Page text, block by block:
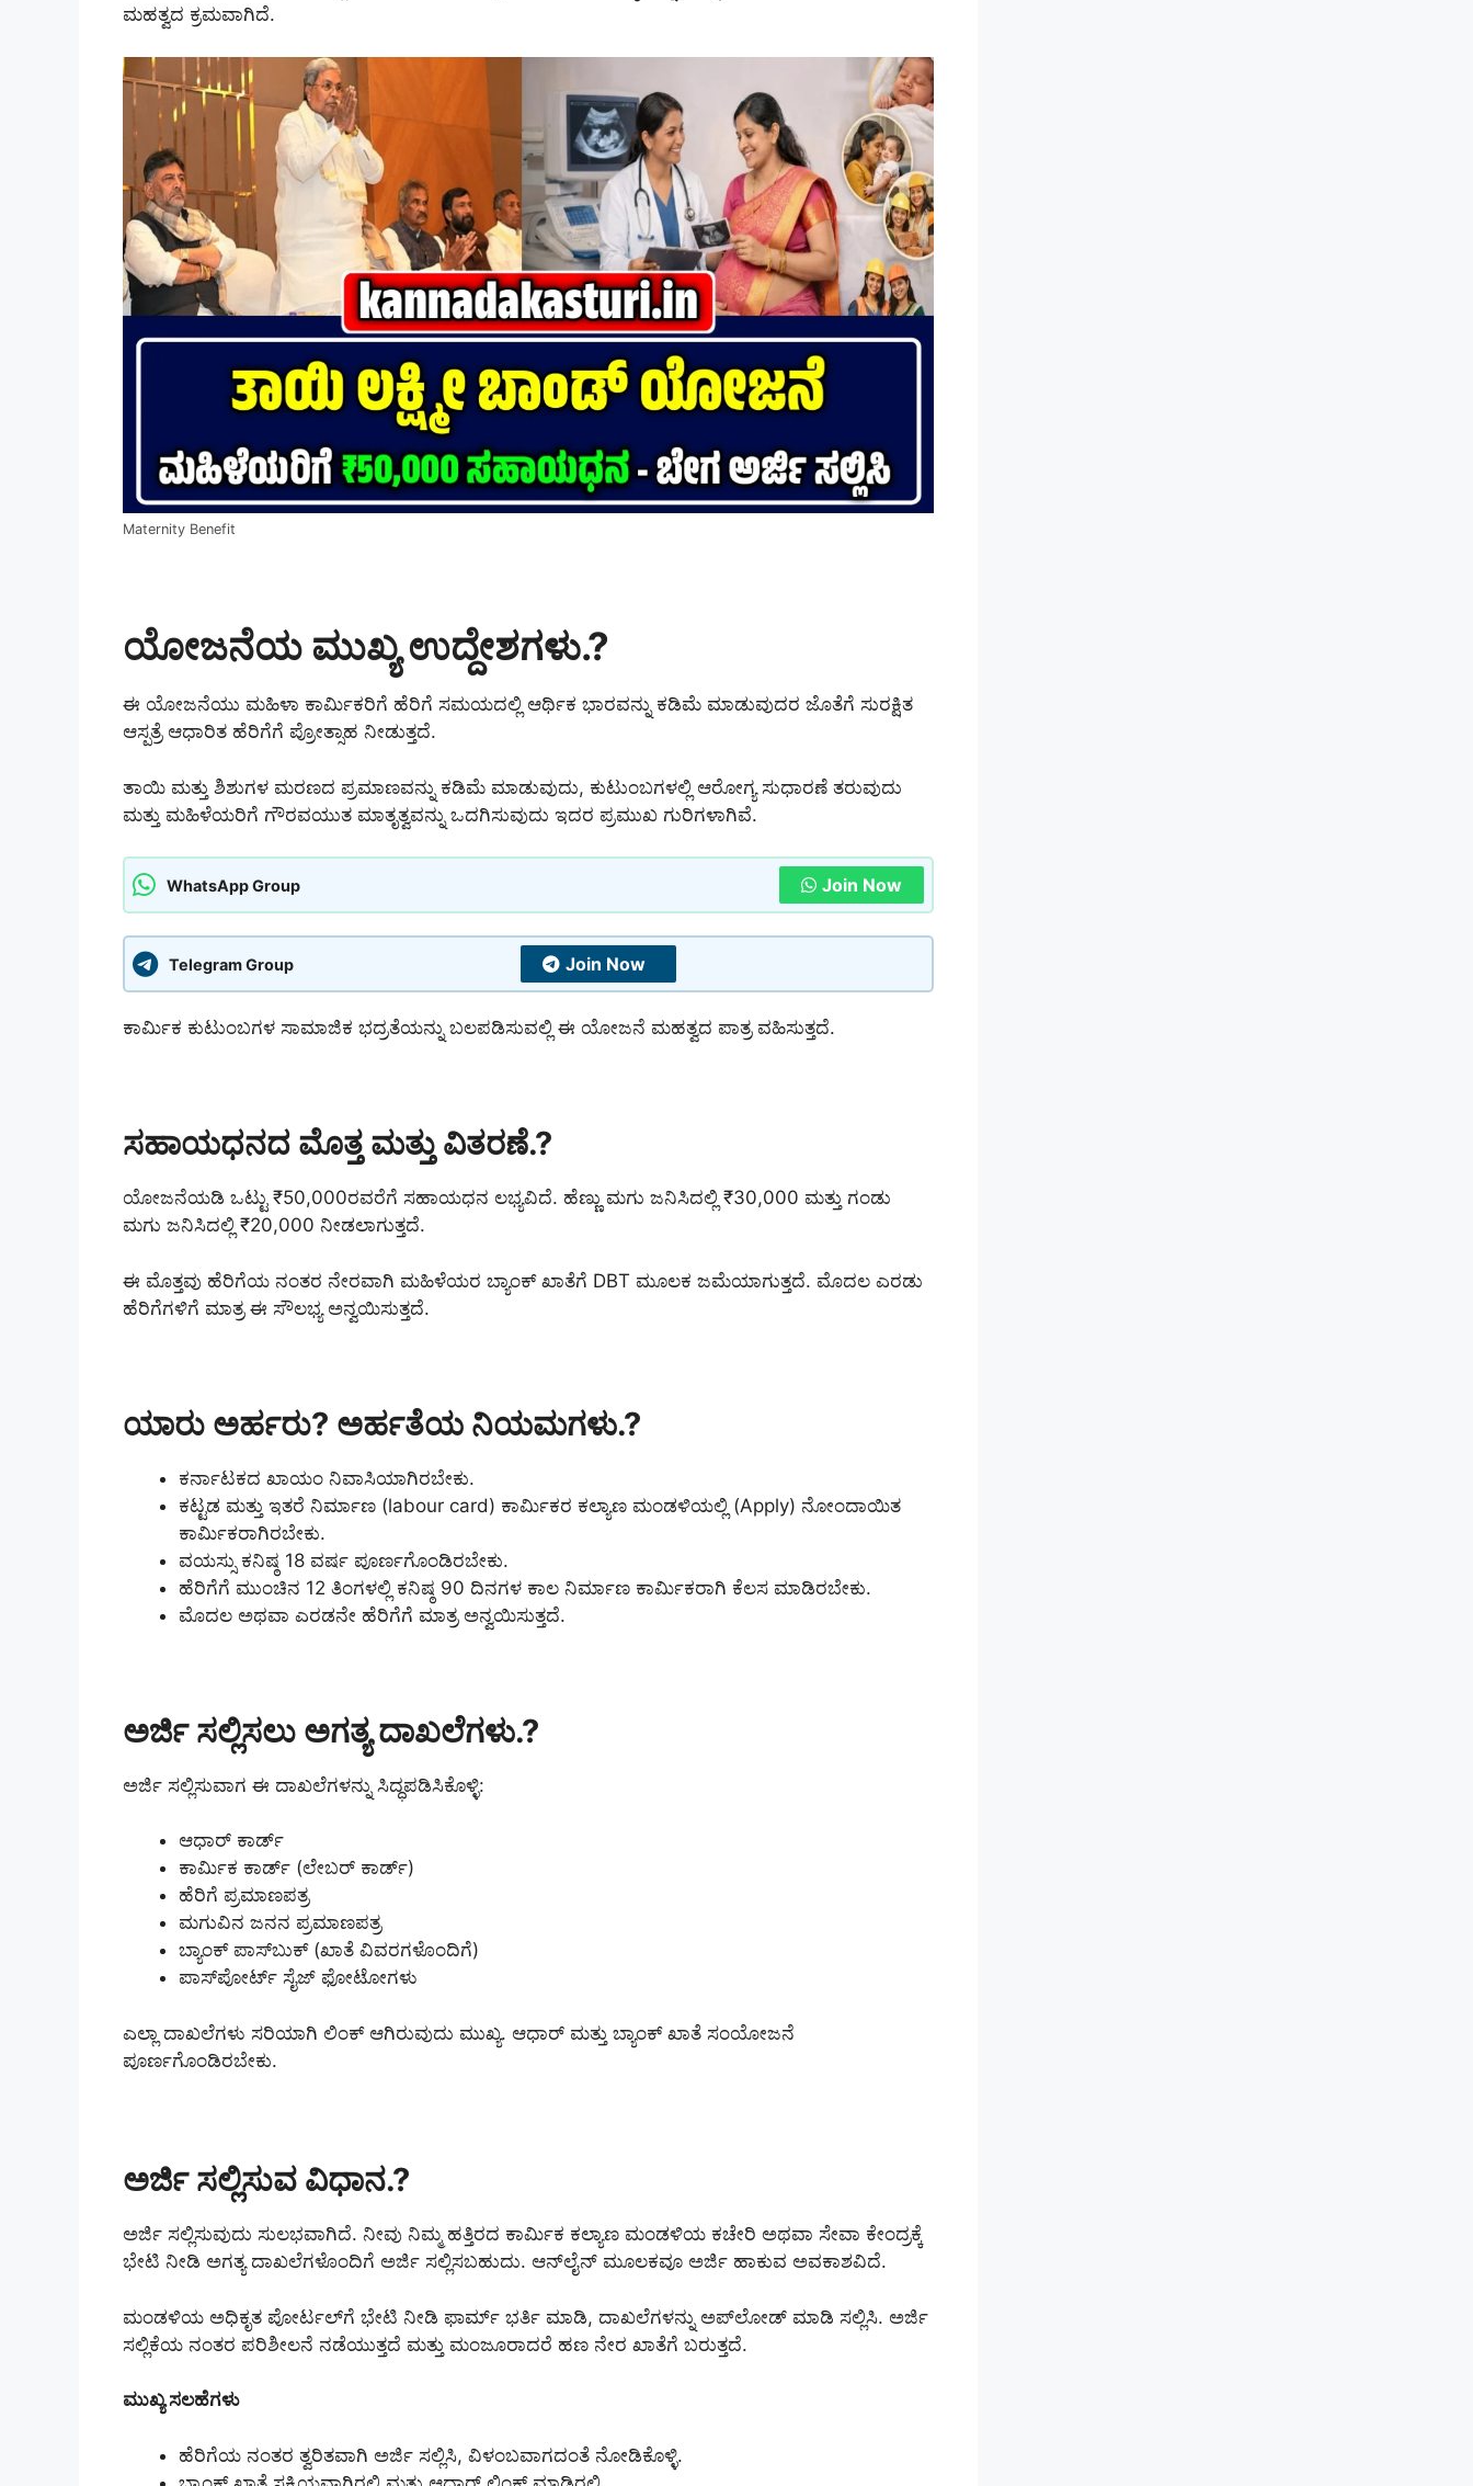
ಮಹತ್ವದ ಕ್ರಮವಾಗಿದೆ.
Maternity Benefit
ಯೋಜನೆಯ ಮುಖ್ಯ ಉದ್ದೇಶಗಳು.?
ಈ ಯೋಜನೆಯು ಮಹಿಳಾ ಕಾರ್ಮಿಕರಿಗೆ ಹೆರಿಗೆ ಸಮಯದಲ್ಲಿ ಆರ್ಥಿಕ ಭಾರವನ್ನು ಕಡಿಮೆ ಮಾಡುವುದರ ಜೊತೆಗೆ ಸುರಕ್ಷಿತ
ಆಸ್ಪತ್ರೆ ಆಧಾರಿತ ಹೆರಿಗೆಗೆ ಪ್ರೋತ್ಸಾಹ ನೀಡುತ್ತದೆ.
ತಾಯಿ ಮತ್ತು ಶಿಶುಗಳ ಮರಣದ ಪ್ರಮಾಣವನ್ನು ಕಡಿಮೆ ಮಾಡುವುದು, ಕುಟುಂಬಗಳಲ್ಲಿ ಆರೋಗ್ಯ ಸುಧಾರಣೆ ತರುವುದು
ಮತ್ತು ಮಹಿಳೆಯರಿಗೆ ಗೌರವಯುತ ಮಾತೃತ್ವವನ್ನು ಒದಗಿಸುವುದು ಇದರ ಪ್ರಮುಖ ಗುರಿಗಳಾಗಿವೆ.
WhatsApp Group Join Now
Telegram Group Join Now
ಕಾರ್ಮಿಕ ಕುಟುಂಬಗಳ ಸಾಮಾಜಿಕ ಭದ್ರತೆಯನ್ನು ಬಲಪಡಿಸುವಲ್ಲಿ ಈ ಯೋಜನೆ ಮಹತ್ವದ ಪಾತ್ರ ವಹಿಸುತ್ತದೆ.
ಸಹಾಯಧನದ ಮೊತ್ತ ಮತ್ತು ವಿತರಣೆ.?
ಯೋಜನೆಯಡಿ ಒಟ್ಟು ₹50,000ರವರೆಗೆ ಸಹಾಯಧನ ಲಭ್ಯವಿದೆ. ಹೆಣ್ಣು ಮಗು ಜನಿಸಿದಲ್ಲಿ ₹30,000 ಮತ್ತು ಗಂಡು
ಮಗು ಜನಿಸಿದಲ್ಲಿ ₹20,000 ನೀಡಲಾಗುತ್ತದೆ.
ಈ ಮೊತ್ತವು ಹೆರಿಗೆಯ ನಂತರ ನೇರವಾಗಿ ಮಹಿಳೆಯರ ಬ್ಯಾಂಕ್ ಖಾತೆಗೆ DBT ಮೂಲಕ ಜಮೆಯಾಗುತ್ತದೆ. ಮೊದಲ ಎರಡು
ಹೆರಿಗೆಗಳಿಗೆ ಮಾತ್ರ ಈ ಸೌಲಭ್ಯ ಅನ್ವಯಿಸುತ್ತದೆ.
ಯಾರು ಅರ್ಹರು? ಅರ್ಹತೆಯ ನಿಯಮಗಳು.?
ಕರ್ನಾಟಕದ ಖಾಯಂ ನಿವಾಸಿಯಾಗಿರಬೇಕು.
ಕಟ್ಟಡ ಮತ್ತು ಇತರೆ ನಿರ್ಮಾಣ (labour card) ಕಾರ್ಮಿಕರ ಕಲ್ಯಾಣ ಮಂಡಳಿಯಲ್ಲಿ (Apply) ನೋಂದಾಯಿತ
ಕಾರ್ಮಿಕರಾಗಿರಬೇಕು.
ವಯಸ್ಸು ಕನಿಷ್ಠ 18 ವರ್ಷ ಪೂರ್ಣಗೊಂಡಿರಬೇಕು.
ಹೆರಿಗೆಗೆ ಮುಂಚಿನ 12 ತಿಂಗಳಲ್ಲಿ ಕನಿಷ್ಠ 90 ದಿನಗಳ ಕಾಲ ನಿರ್ಮಾಣ ಕಾರ್ಮಿಕರಾಗಿ ಕೆಲಸ ಮಾಡಿರಬೇಕು.
ಮೊದಲ ಅಥವಾ ಎರಡನೇ ಹೆರಿಗೆಗೆ ಮಾತ್ರ ಅನ್ವಯಿಸುತ್ತದೆ.
ಅರ್ಜಿ ಸಲ್ಲಿಸಲು ಅಗತ್ಯ ದಾಖಲೆಗಳು.?
ಅರ್ಜಿ ಸಲ್ಲಿಸುವಾಗ ಈ ದಾಖಲೆಗಳನ್ನು ಸಿದ್ಧಪಡಿಸಿಕೊಳ್ಳಿ:
ಆಧಾರ್ ಕಾರ್ಡ್
ಕಾರ್ಮಿಕ ಕಾರ್ಡ್ (ಲೇಬರ್ ಕಾರ್ಡ್)
ಹೆರಿಗೆ ಪ್ರಮಾಣಪತ್ರ
ಮಗುವಿನ ಜನನ ಪ್ರಮಾಣಪತ್ರ
ಬ್ಯಾಂಕ್ ಪಾಸ್‌ಬುಕ್ (ಖಾತೆ ವಿವರಗಳೊಂದಿಗೆ)
ಪಾಸ್‌ಪೋರ್ಟ್ ಸೈಜ್ ಫೋಟೋಗಳು
ಎಲ್ಲಾ ದಾಖಲೆಗಳು ಸರಿಯಾಗಿ ಲಿಂಕ್ ಆಗಿರುವುದು ಮುಖ್ಯ. ಆಧಾರ್ ಮತ್ತು ಬ್ಯಾಂಕ್ ಖಾತೆ ಸಂಯೋಜನೆ
ಪೂರ್ಣಗೊಂಡಿರಬೇಕು.
ಅರ್ಜಿ ಸಲ್ಲಿಸುವ ವಿಧಾನ.?
ಅರ್ಜಿ ಸಲ್ಲಿಸುವುದು ಸುಲಭವಾಗಿದೆ. ನೀವು ನಿಮ್ಮ ಹತ್ತಿರದ ಕಾರ್ಮಿಕ ಕಲ್ಯಾಣ ಮಂಡಳಿಯ ಕಚೇರಿ ಅಥವಾ ಸೇವಾ ಕೇಂದ್ರಕ್ಕೆ
ಭೇಟಿ ನೀಡಿ ಅಗತ್ಯ ದಾಖಲೆಗಳೊಂದಿಗೆ ಅರ್ಜಿ ಸಲ್ಲಿಸಬಹುದು. ಆನ್‌ಲೈನ್ ಮೂಲಕವೂ ಅರ್ಜಿ ಹಾಕುವ ಅವಕಾಶವಿದೆ.
ಮಂಡಳಿಯ ಅಧಿಕೃತ ಪೋರ್ಟಲ್‌ಗೆ ಭೇಟಿ ನೀಡಿ ಫಾರ್ಮ್ ಭರ್ತಿ ಮಾಡಿ, ದಾಖಲೆಗಳನ್ನು ಅಪ್‌ಲೋಡ್ ಮಾಡಿ ಸಲ್ಲಿಸಿ. ಅರ್ಜಿ
ಸಲ್ಲಿಕೆಯ ನಂತರ ಪರಿಶೀಲನೆ ನಡೆಯುತ್ತದೆ ಮತ್ತು ಮಂಜೂರಾದರೆ ಹಣ ನೇರ ಖಾತೆಗೆ ಬರುತ್ತದೆ.
ಮುಖ್ಯ ಸಲಹೆಗಳು
ಹೆರಿಗೆಯ ನಂತರ ತ್ವರಿತವಾಗಿ ಅರ್ಜಿ ಸಲ್ಲಿಸಿ, ವಿಳಂಬವಾಗದಂತೆ ನೋಡಿಕೊಳ್ಳಿ.